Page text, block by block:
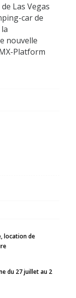
Las Vegas
car de
nouvelle
Platform
location de
du 27 juillet au 2